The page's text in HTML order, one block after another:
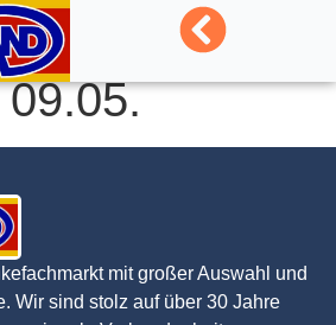
mit großer Auswahl und
Wir sind stolz auf über 30 Jahre